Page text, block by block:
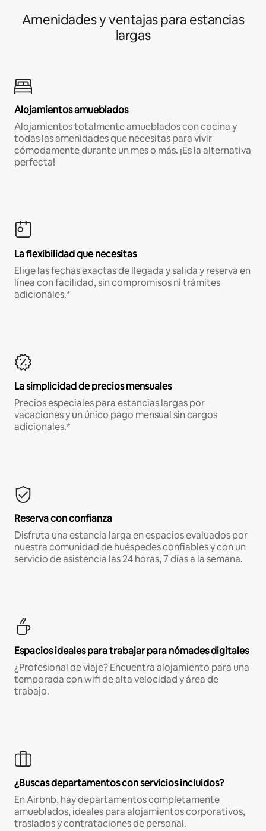
Amenidades y ventajas para estancias
largas
Alojamientos amueblados
Alojamientos totalmente amueblados con cocina y
todas las amenidades que necesitas para vivir
cómodamente durante un mes o más. ¡Es la alternativa
perfecta!
La flexibilidad que necesitas
Elige las fechas exactas de llegada y salida y reserva en
línea con facilidad, sin compromisos ni trámites
adicionales.*
La simplicidad de precios mensuales
Precios especiales para estancias largas por
vacaciones y un único pago mensual sin cargos
adicionales.*
Reserva con confianza
Disfruta una estancia larga en espacios evaluados por
nuestra comunidad de huéspedes confiables y con un
servicio de asistencia las 24 horas, 7 días a la semana.
Espacios ideales para trabajar para nómades digitales
¿Profesional de viaje? Encuentra alojamiento para una
temporada con wifi de alta velocidad y área de
trabajo.
¿Buscas departamentos con servicios incluidos?
En Airbnb, hay departamentos completamente
amueblados, ideales para alojamientos corporativos,
traslados y contrataciones de personal.